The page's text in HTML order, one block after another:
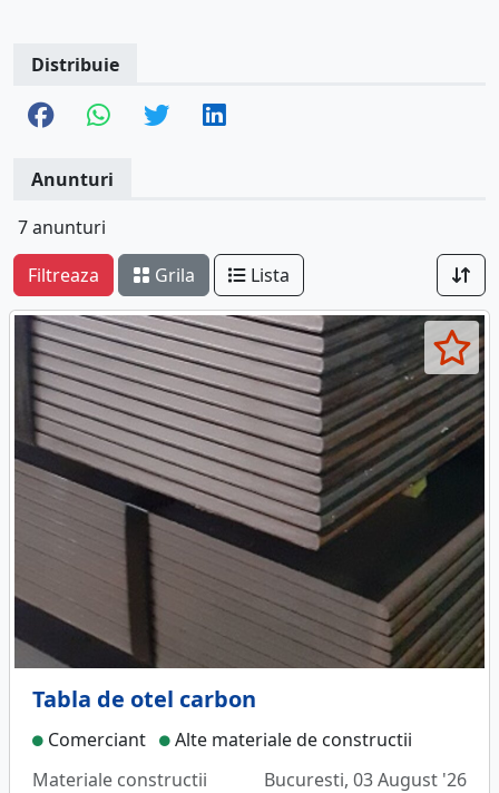
Distribuie
Anunturi
7 anunturi
Filtreaza
Grila Lista
Tabla de otel carbon
Comerciant
Alte materiale de constructii
Materiale constructii
Bucuresti, 03 August '26